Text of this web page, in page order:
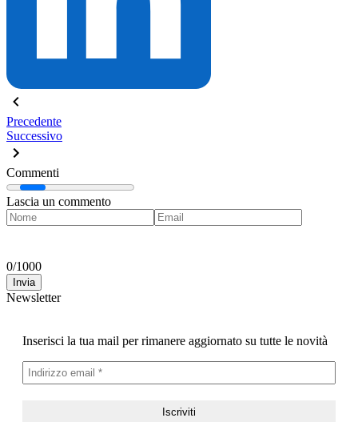
Precedente
Successivo
Commenti
Lascia un commento
0/1000
Invia
Newsletter
Inserisci la tua mail per rimanere aggiornato su tutte le novità